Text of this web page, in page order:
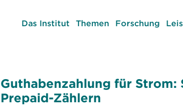
Das Institut Themen Forschung
Guthabenzahlung für
Prepaid-Zählern